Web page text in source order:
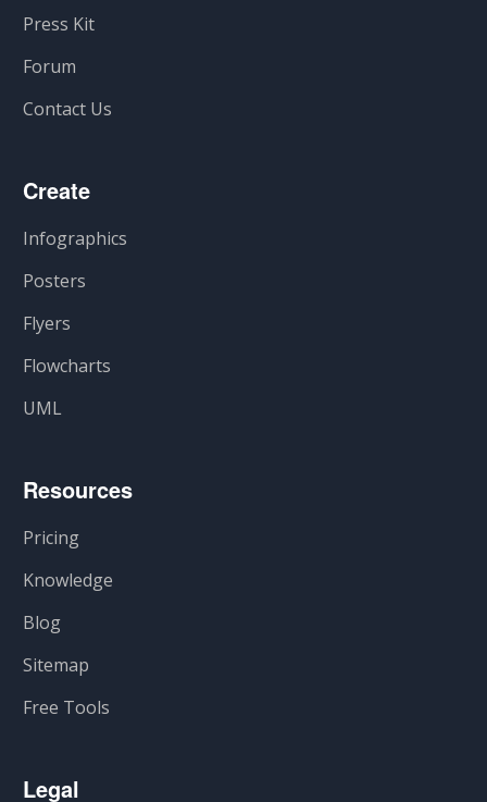
Press Kit
Forum
Contact Us
Create
Infographics
Posters
Flyers
Flowcharts
UML
Resources
Pricing
Knowledge
Blog
Sitemap
Free Tools
Legal